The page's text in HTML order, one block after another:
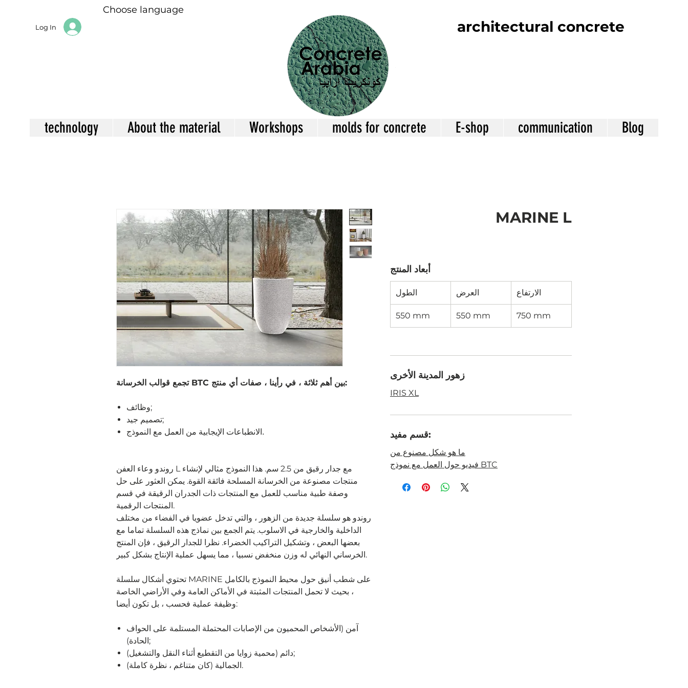
Log In architectural concrete
technology About the material Workshops molds for concrete E-shop communication Blog
Choose language
تجمع قوالب الخرسانة BTC بين أهم ثلاثة ، في رأينا ، صفات أي منتج:
وظائف;
تصميم جيد;
الانطباعات الإيجابية من العمل مع النموذج.
روندو وعاء العفن L مع جدار رقيق من 2.5 سم. هذا النموذج مثالي لإنشاء
منتجات مصنوعة من الخرسانة المسلحة فائقة القوة. يمكن العثور على حل
وصفة طبية مناسب للعمل مع المنتجات ذات الجدران الرقيقة في قسم
المنتجات الرقمية.
روندو هو سلسلة جديدة من الزهور ، والتي تدخل عضويا في الفضاء من مختلف
الداخلية والخارجية في الاسلوب. يتم الجمع بين نماذج هذه السلسلة تماما مع
بعضها البعض ، وتشكيل التراكيب الخضراء. نظرا للجدار الرقيق ، فإن المنتج
الخرساني النهائي له وزن منخفض نسبيا ، مما يسهل عملية الإنتاج بشكل كبير.
تحتوي أشكال سلسلة MARINE على شطب أنيق حول محيط النموذج بالكامل
، بحيث لا تحمل المنتجات المثبتة في الأماكن العامة وفي الأراضي الخاصة
وظيفة عملية فحسب ، بل تكون أيضا:
آمن (الأشخاص المحميون من الإصابات المحتملة المستلمة على الحواف
الحادة);
دائم (محمية زوايا من التقطيع أثناء النقل والتشغيل);
الجمالية (كان متناغم ، نظرة كاملة).
MARINE L
أبعاد المنتج
الطول العرض الارتفاع
550 mm 550 mm 750 mm
زهور المدينة الأخرى
IRIS XL
قسم مفيد:
ما هو شكل مصنوع من
فيديو حول العمل مع نموذج BTC